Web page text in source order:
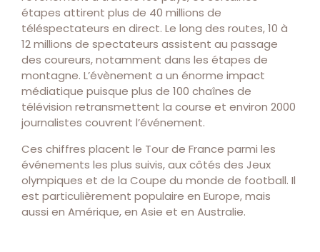
étapes attirent plus de 40 millions de
téléspectateurs en direct. Le long des routes, 10 à
12 millions de spectateurs assistent au passage
des coureurs, notamment dans les étapes de
montagne. L’évènement a un énorme impact
médiatique puisque plus de 100 chaînes de
télévision retransmettent la course et environ 2000
journalistes couvrent l’événement.
Ces chiffres placent le Tour de France parmi les
événements les plus suivis, aux côtés des Jeux
olympiques et de la Coupe du monde de football. Il
est particulièrement populaire en Europe, mais
aussi en Amérique, en Asie et en Australie.